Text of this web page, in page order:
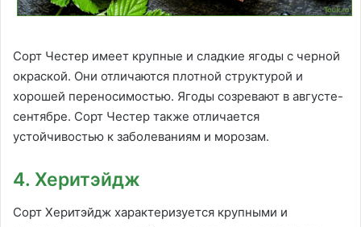
Сорт Честер имеет крупные и сладкие ягоды с черной
окраской. Они отличаются плотной структурой и
хорошей переносимостью. Ягоды созревают в августе-
сентябре. Сорт Честер также отличается
устойчивостью к заболеваниям и морозам.
4. Херитэйдж
Сорт Херитэйдж характеризуется крупными и